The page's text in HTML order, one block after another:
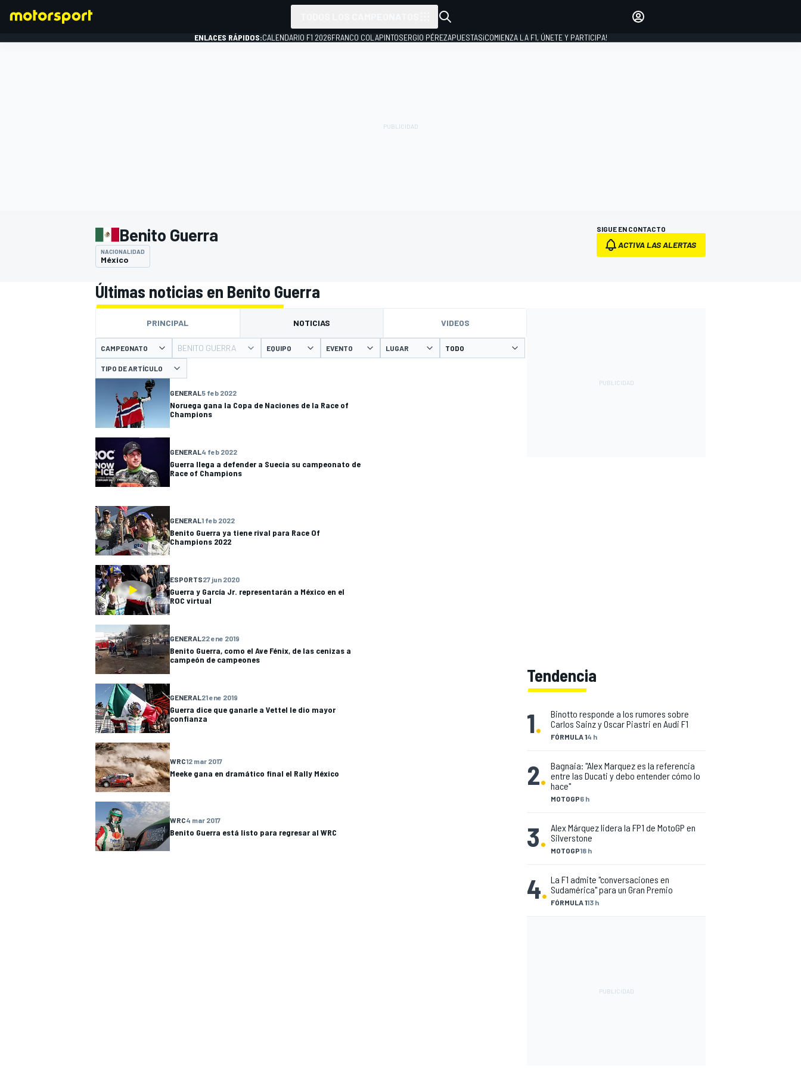
INDYCAR
MOTOGP
NASCAR CUP
FÓRMULA E
INICIAR SESIÓN
ENLACES RÁPIDOS:CALENDARIO F1 2026FRANCO COLAPINTOSERGIO PÉREZAPUESTAS¡COMIENZA LA F1, ÚNETE Y PARTICIPA!
Benito Guerra
NACIONALIDAD
México
SIGUE EN CONTACTO
ACTIVA LAS ALERTAS
Últimas noticias en Benito Guerra
PRINCIPAL NOTICIAS VIDEOS
CAMPEONATO BENITO GUERRA EQUIPO EVENTO LUGAR
TIPO DE ARTÍCULO
GENERAL 5 feb 2022
Noruega gana la Copa de Naciones de la Race of
Champions
GENERAL 4 feb 2022
Guerra llega a defender a Suecia su campeonato de
Race of Champions
GENERAL1 feb 2022
Benito Guerra ya tiene rival para Race Of
Champions 2022
ESPORTS27 jun 2020
Guerra y García Jr. representarán a México en el
ROC virtual
GENERAL22 ene 2019
Benito Guerra, como el Ave Fénix, de las cenizas a
campeón de campeones
GENERAL21 ene 2019
Guerra dice que ganarle a Vettel le dio mayor
confianza
WRC12 mar 2017
Meeke gana en dramático final el Rally México
WRC4 mar 2017
Benito Guerra está listo para regresar al WRC
Tendencia
1. FÓRMULA 14 h
Binotto responde a los rumores sobre
Carlos Sainz y Oscar Piastri en Audi F1
2.
MOTOGP6 h
Bagnaia: "Alex Marquez es la referencia
entre las Ducati y debo entender cómo lo
hace"
3. MOTOGP18 h
Alex Márquez lidera la FP1 de MotoGP en
Silverstone
4. FÓRMULA 113 h
La F1 admite "conversaciones en
Sudamérica" para un Gran Premio